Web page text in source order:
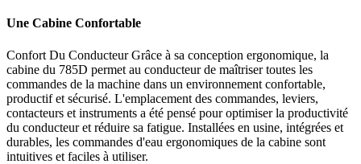
Une Cabine Confortable
Confort Du Conducteur Grâce à sa conception ergonomique, la
cabine du 785D permet au conducteur de maîtriser toutes les
commandes de la machine dans un environnement confortable,
productif et sécurisé. L'emplacement des commandes, leviers,
contacteurs et instruments a été pensé pour optimiser la productivité
du conducteur et réduire sa fatigue. Installées en usine, intégrées et
durables, les commandes d'eau ergonomiques de la cabine sont
intuitives et faciles à utiliser.